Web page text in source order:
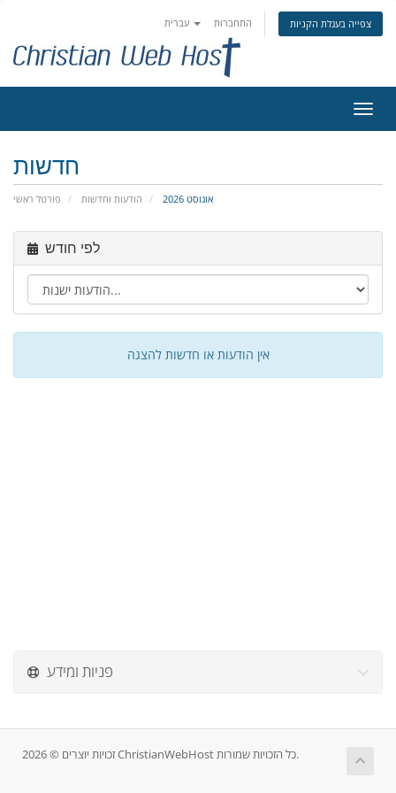
התחברות צפייה בעגלת הקניות
ניווט
חדשות
פורטל ראשי הודעות וחדשות אוגוסט 2026
לפי חודש
אין הודעות או חדשות להצגה
פניות ומידע
זכויות יוצרים © 2026 ChristianWebHost כל הזכויות שמורות.